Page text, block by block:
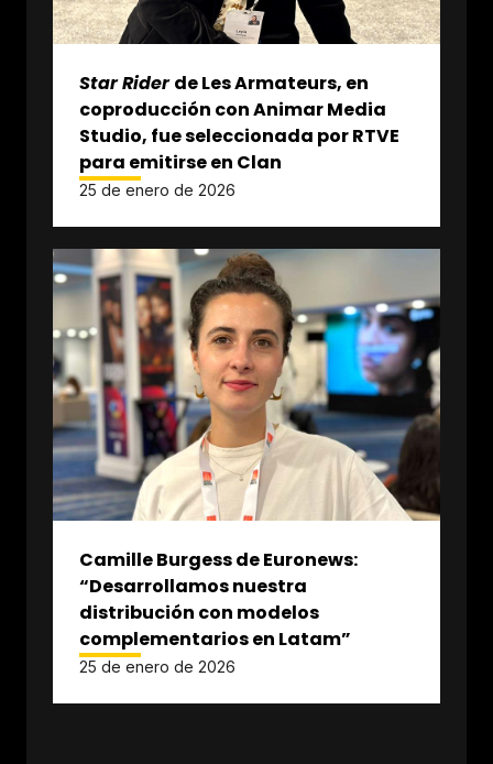
Star Riderde Les Armateurs, en
coproducción con Animar Media
Studio, fue seleccionada por RTVE
para emitirse en Clan
25 de enero de 2026
Camille Burgess de Euronews:
“Desarrollamos nuestra
distribución con modelos
complementarios en Latam”
25 de enero de 2026